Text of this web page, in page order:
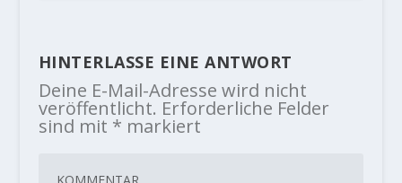
HINTERLASSE EINE ANTWORT
Deine E-Mail-Adresse wird nicht
veröffentlicht. Erforderliche Felder
sind mit * markiert